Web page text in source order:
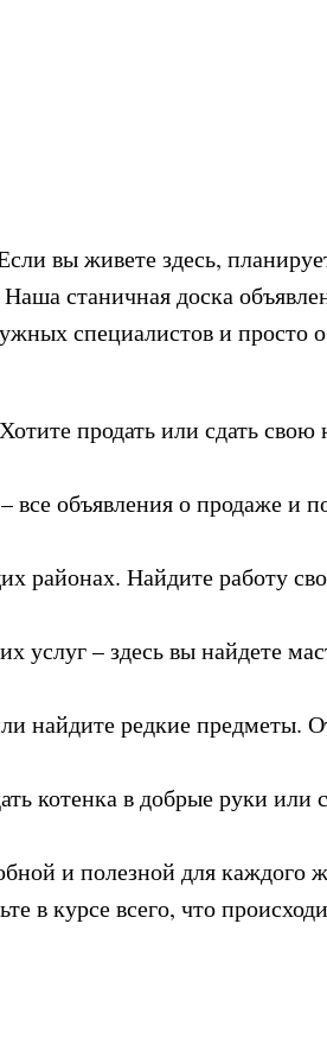
вы живете здесь,
станичная доска
специалистов и просто
продать или сдать
объявления о продаже и
районах. Найдите работу
услуг – здесь вы найдете
найдите редкие предметы.
котенка в добрые руки
и полезной для каждого
в курсе всего, что